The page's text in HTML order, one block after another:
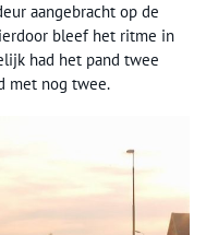
aangebracht op de
bleef het ritme in
had het pand twee
met nog twee.